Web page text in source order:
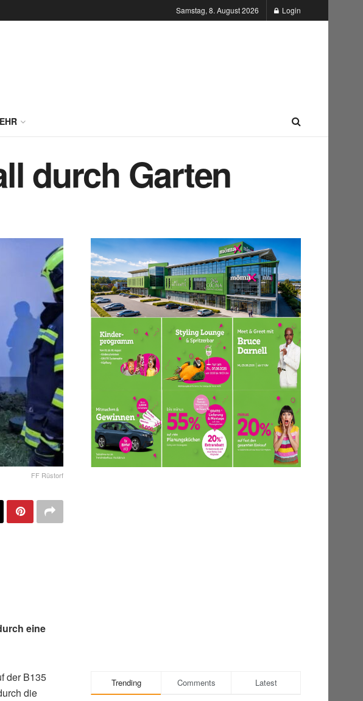
Samstag, 8. August 2026 Login
durch Garten
FF Rüstorf
eine
der B135
die
Trending Comments Latest